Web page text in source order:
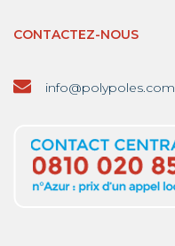
CONTACTEZ-NOUS
info@polypoles.com